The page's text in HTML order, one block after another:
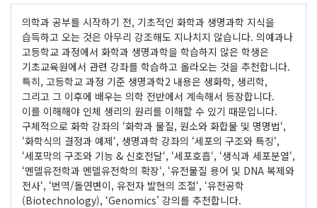
의학과 공부를 시작하기 전, 기초적인 화학과 생명과학 지식을
습득하고 오는 것은 아무리 강조해도 지나치지 않습니다. 의예과나
고등학교 과정에서 화학과 생명과학을 학습하지 않은 학생은
기초교육원에서 관련 강좌를 학습하고 올라오는 것을 추천합니다.
특히, 고등학교 과정 기준 생명과학2 내용은 생화학, 생리학,
그리고 그 이후에 배우는 의학 전반에서 계속해서 등장합니다.
이를 이해해야 인체 생리의 원리를 이해할 수 있기 때문입니다.
구체적으로 화학 강좌의 ‘화학과 물질, 원소와 화합물 및 명명법‘,
‘화학식의 결정과 예제‘, 생명과학 강좌의 ‘세포의 구조와 특징‘,
‘세포막의 구조와 기능 & 신호전달‘, ‘세포호흡‘, ‘생식과 세포분열‘,
‘멘델유전학과 멘델유전학의 확장‘, ‘유전물질 용어 및 DNA 복제와
전사‘, ‘번역/돌연변이, 유전자 발현의 조절‘, ‘유전공학
(Biotechnology), ‘Genomics’ 강의를 추천합니다.